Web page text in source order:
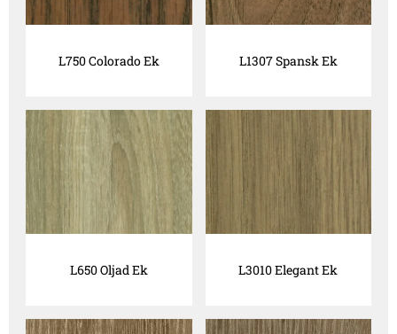
L750 Colorado Ek L1307 Spansk Ek
L650 Oljad Ek L3010 Elegant Ek